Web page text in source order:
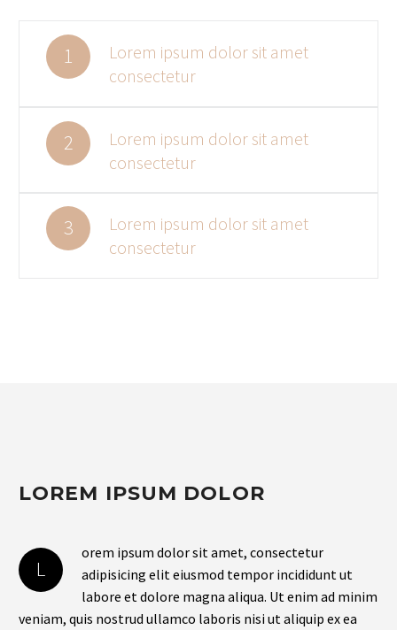
1
Lorem ipsum dolor sit amet
consectetur
2
Lorem ipsum dolor sit amet
consectetur
3
Lorem ipsum dolor sit amet
consectetur
LOREM IPSUM DOLOR
L
orem ipsum dolor sit amet, consectetur
adipisicing elit eiusmod tempor incididunt ut
labore et dolore magna aliqua. Ut enim ad minim
veniam, quis nostrud ullamco laboris nisi ut aliquip ex ea